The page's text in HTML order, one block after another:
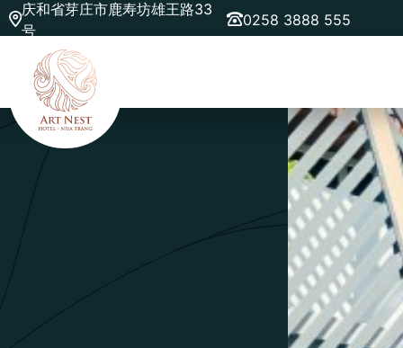
庆和省芽庄市鹿寿坊雄王路33
号
0258 3888 555